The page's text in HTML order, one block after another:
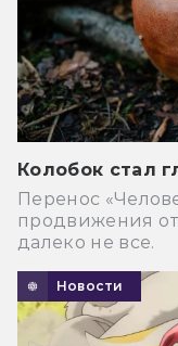
Колобок стал
Перенос
продвижения
далеко не все.
Новости